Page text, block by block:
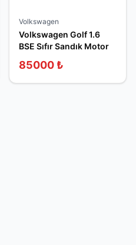
Volkswagen
Volkswagen Golf 1.6
BSE Sıfır Sandık Motor
85000 ₺